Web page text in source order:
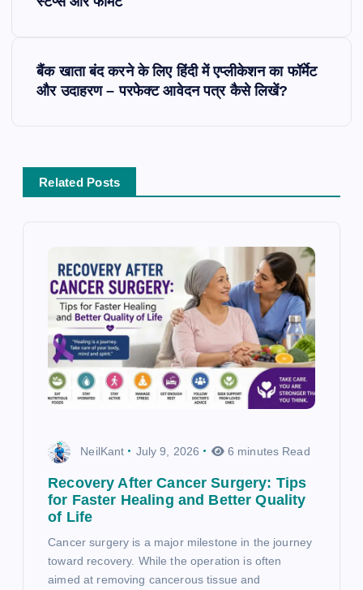
बैंक खाता बंद करने के लिए हिंदी में एप्लीकेशन का फॉर्मेट
और उदाहरण – परफेक्ट आवेदन पत्र कैसे लिखें?
Related Posts
NeilKant July 9, 2026 6 minutes Read
Recovery After Cancer Surgery: Tips
for Faster Healing and Better Quality
of Life
Cancer surgery is a major milestone in the journey
toward recovery. While the operation is often
aimed at removing cancerous tissue and